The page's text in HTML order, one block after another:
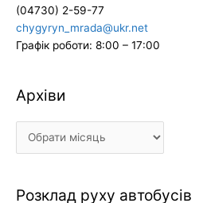
(04730) 2-59-77
chygyryn_mrada@ukr.net
Графік роботи: 8:00 – 17:00
Архіви
Архіви
Розклад руху автобусів